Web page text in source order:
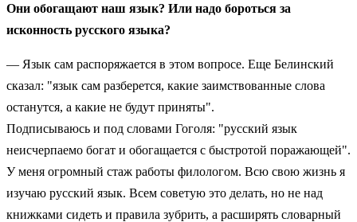
Они обогащают наш язык? Или надо бороться за
исконность русского языка?
— Язык сам распоряжается в этом вопросе. Еще Белинский
сказал: "язык сам разберется, какие заимствованные слова
останутся, а какие не будут приняты".
Подписываюсь и под словами Гоголя: "русский язык
неисчерпаемо богат и обогащается с быстротой поражающей".
У меня огромный стаж работы филологом. Всю свою жизнь я
изучаю русский язык. Всем советую это делать, но не над
книжками сидеть и правила зубрить, а расширять словарный